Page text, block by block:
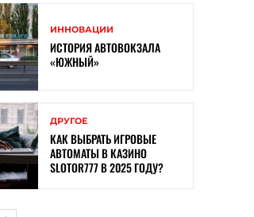
ИННОВАЦИИ
ИСТОРИЯ АВТОВОКЗАЛА
«ЮЖНЫЙ»
ДРУГОЕ
КАК ВЫБРАТЬ ИГРОВЫЕ
АВТОМАТЫ В КАЗИНО
SLOTOR777 В 2025 ГОДУ?